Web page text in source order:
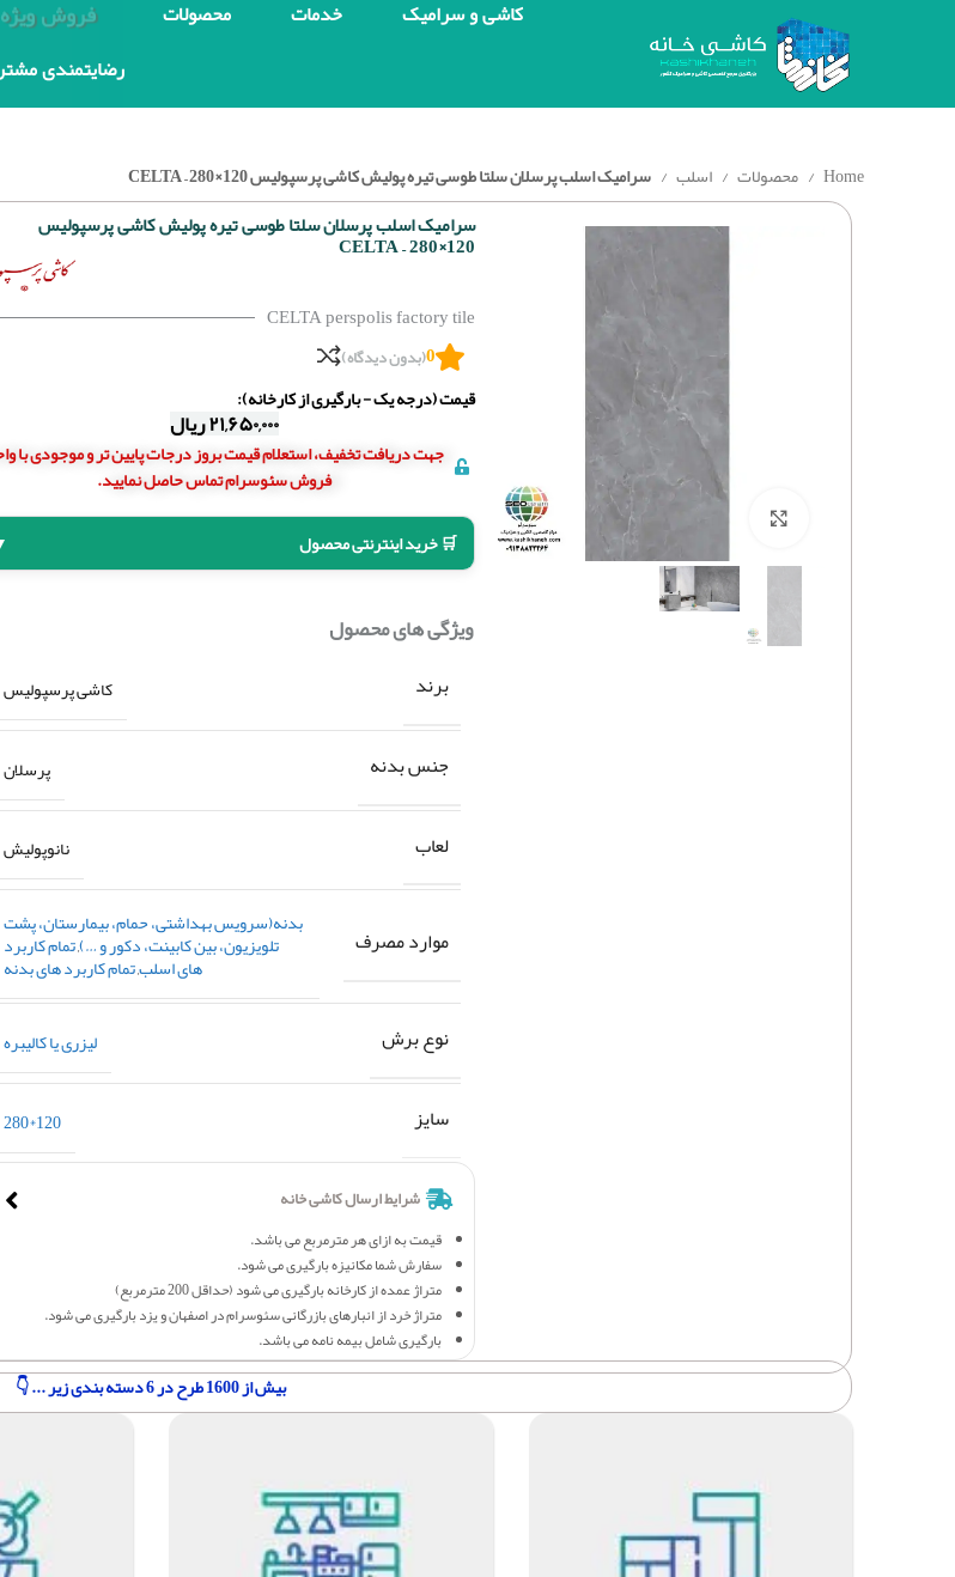
کاشی و سرامیک خدمات محصولات فروش
رضایتمندی
Home محصولات اسلب سرامیک اسلب پرسلان سلتا طوسی تیره پولیش کاشی پرسپولیس 120×280 – CELTA
برای بزرگنمایی کلیک کنید
سرامیک اسلب پرسلان سلتا طوسی تیره پولیش کاشی پرسپولیس
120×280 – CELTA
CELTA perspolis factory tile
0(بدون دیدگاه)
قیمت (درجه یک - بارگیری از کارخانه):
۲۱,۶۵۰,۰۰۰ریال
جهت دریافت تخفیف، استعلام قیمت بروز درجات پایین تر و موجودی با
فروش سئوسرام تماس حاصل نمایید.
🛒 خرید اینترنتی محصول
ویژگی های محصول
برند کاشی پرسپولیس
جنس بدنه پرسلان
لعاب نانوپولیش
موارد مصرف
بدنه(سرویس بهداشتی، حمام، بیمارستان، پشت
تلویزیون، بین کابینت، دکور و …),تمام کاربرد
های اسلب,تمام کاربرد های بدنه
نوع برش لیزری یا کالیبره
سایز 120*280
قیمت به ازای هر مترمربع می باشد.
سفارش شما مکانیزه بارگیری می شود.
متراژ عمده از کارخانه بارگیری می شود (حداقل 200 مترمربع)
متراژ خرد از انبارهای بازرگانی سئوسرام در اصفهان و یزد بارگیری می شود.
بارگیری شامل بیمه نامه می باشد.
شرایط ارسال کاشی خانه
بیش از 1600 طرح در 6 دسته بندی زیر ... 👇